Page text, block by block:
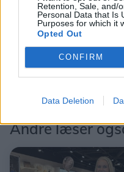
Retention, Sale, and/
Personal Data that Is
Purposes for which it
Opted Out
CONFIRM
Data Deletion
Fowli summede af liv og
Andre læser